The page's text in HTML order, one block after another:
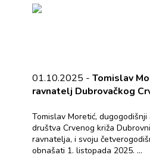
01.10.2025 - Tomislav
ravnatelj Dubrovačkog
Tomislav Moretić,
društva Crvenog križa
ravnatelja, i svoju
obnašati 1. listopada 2025. ...